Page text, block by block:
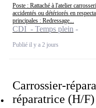
Poste : Rattaché à l'atelier
accidentés ou détériorés en
principales : Redressage...
CDI - Temps plein
Publié il y a 2 jours
Carrossier-
réparatrice (H/F)